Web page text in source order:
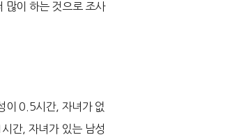
많이 하는 것으로 조사
이 0.5시간, 자녀가 없
간, 자녀가 있는 남성